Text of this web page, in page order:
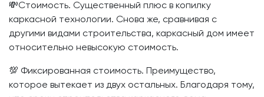
💸Стоимость. Существенный плюс в копилку
каркасной технологии. Снова же, сравнивая с
другими видами строительства, каркасный дом имеет
относительно невысокую стоимость.
💯 Фиксированная стоимость. Преимущество,
которое вытекает из двух остальных. Благодаря тому,